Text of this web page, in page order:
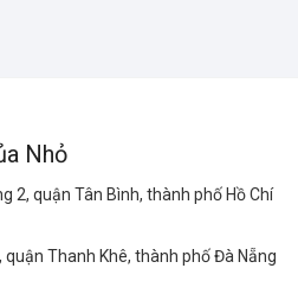
Nhỏ
2, quận Tân Bình, thành phố Hồ Chí
quận Thanh Khê, thành phố Đà Nẵng